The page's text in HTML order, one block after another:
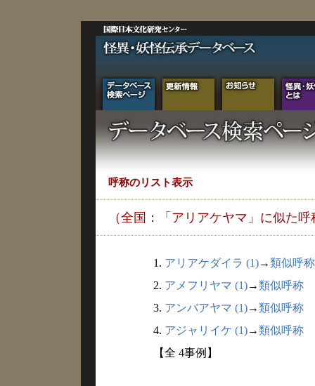
呼称のリスト表示
（全国：「アリアケヤマ」に似た呼
1. アリアケダイラ (1)→類似呼称
2. アメフリヤマ (1)→類似呼称
3. アンバアヤマ (1)→類似呼称
4. アジャリイケ (1)→類似呼称
【全 4事例】